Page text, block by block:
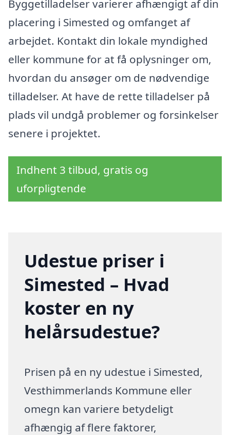
Byggetilladelser varierer afhængigt af din
placering i Simested og omfanget af
arbejdet. Kontakt din lokale myndighed
eller kommune for at få oplysninger om,
hvordan du ansøger om de nødvendige
tilladelser. At have de rette tilladelser på
plads vil undgå problemer og forsinkelser
senere i projektet.
Indhent 3 tilbud, gratis og
uforpligtende
Udestue priser i
Simested – Hvad
koster en ny
helårsudestue?
Prisen på en ny udestue i Simested,
Vesthimmerlands Kommune eller
omegn kan variere betydeligt
afhængig af flere faktorer,